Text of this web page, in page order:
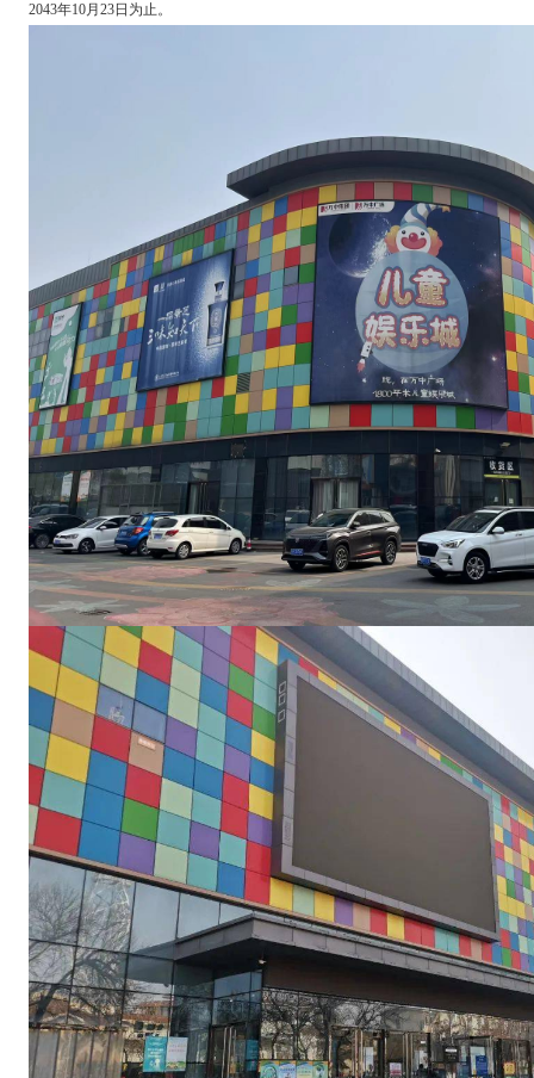
2043年10月23日为止。